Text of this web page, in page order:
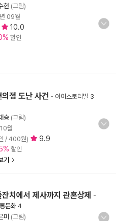
현 (그림)
09월
10.0
할인
점 도난 사건 - 아이스토리빌 3
승 (그림)
월
/ 400원) 9.9
할인
기
치에서 제사까지 관혼상제 -
문화 4
미
(그림)